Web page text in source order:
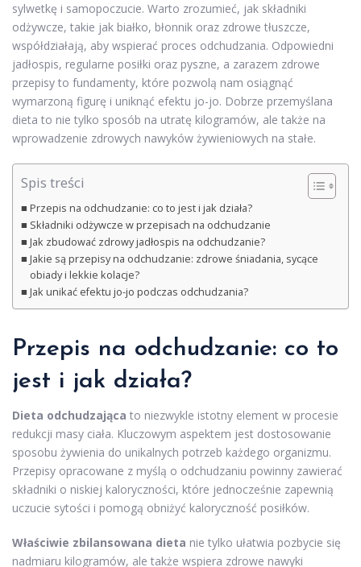
sylwetkę i samopoczucie. Warto zrozumieć, jak składniki
odżywcze, takie jak białko, błonnik oraz zdrowe tłuszcze,
współdziałają, aby wspierać proces odchudzania. Odpowiedni
jadłospis, regularne posiłki oraz pyszne, a zarazem zdrowe
przepisy to fundamenty, które pozwolą nam osiągnąć
wymarzoną figurę i uniknąć efektu jo-jo. Dobrze przemyślana
dieta to nie tylko sposób na utratę kilogramów, ale także na
wprowadzenie zdrowych nawyków żywieniowych na stałe.
Spis treści
Przepis na odchudzanie: co to jest i jak działa?
Składniki odżywcze w przepisach na odchudzanie
Jak zbudować zdrowy jadłospis na odchudzanie?
Jakie są przepisy na odchudzanie: zdrowe śniadania, sycące
obiady i lekkie kolacje?
Jak unikać efektu jo-jo podczas odchudzania?
Przepis na odchudzanie: co to
jest i jak działa?
Dieta odchudzająca to niezwykle istotny element w procesie
redukcji masy ciała. Kluczowym aspektem jest dostosowanie
sposobu żywienia do unikalnych potrzeb każdego organizmu.
Przepisy opracowane z myślą o odchudzaniu powinny zawierać
składniki o niskiej kaloryczności, które jednocześnie zapewnią
uczucie sytości i pomogą obniżyć kaloryczność posiłków.
Właściwie zbilansowana dieta nie tylko ułatwia pozbycie się
nadmiaru kilogramów, ale także wspiera zdrowe nawyki